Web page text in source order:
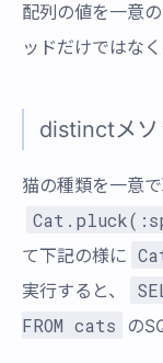
配列の値を一意
ッドだけではな
distinctメソ
猫の種類を一意
て下記の様に
実行すると、
FROM cats
の